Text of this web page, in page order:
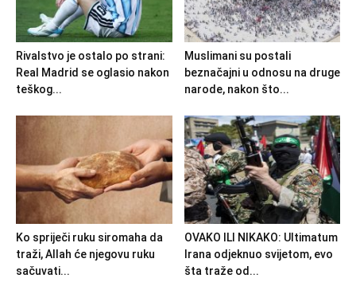
Rivalstvo je ostalo po strani:
Real Madrid se oglasio nakon
teškog...
Muslimani su postali
beznačajni u odnosu na druge
narode, nakon što...
Ko spriječi ruku siromaha da
traži, Allah će njegovu ruku
sačuvati...
OVAKO ILI NIKAKO: Ultimatum
Irana odjeknuo svijetom, evo
šta traže od...